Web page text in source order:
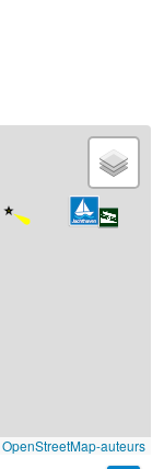
OpenStreetMap-auteurs